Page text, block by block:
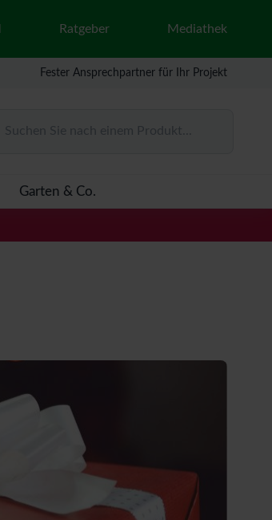
Ratgeber Mediathek
Fester Ansprechpartner für Ihr Projekt
Suchen Sie nach einem Produkt...
Garten & Co.